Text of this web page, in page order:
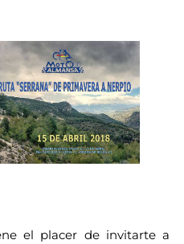
el placer de invitarte a